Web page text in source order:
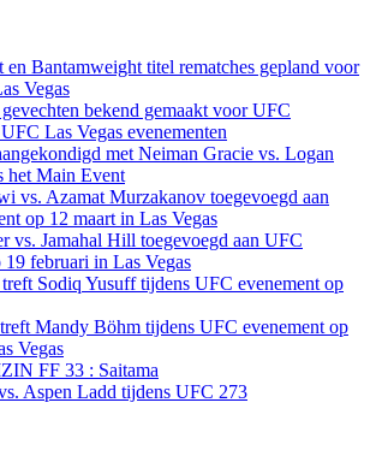
en Bantamweight titel rematches gepland voor
Vegas
bekend gemaakt voor UFC
Las Vegas evenementen
met Neiman Gracie vs. Logan
het Main Event
vs. Azamat Murzakanov toegevoegd aan
op 12 maart in Las Vegas
vs. Jamahal Hill toegevoegd aan UFC
19 februari in Las Vegas
Sodiq Yusuff tijdens UFC evenement op
Mandy Böhm tijdens UFC evenement op
Vegas
FF 33 : Saitama
Aspen Ladd tijdens UFC 273